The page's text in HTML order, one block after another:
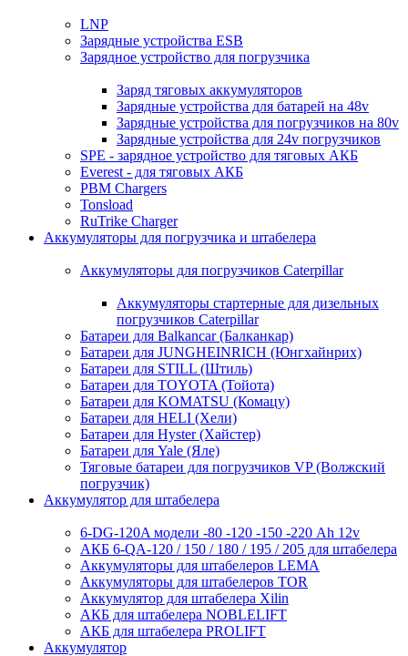
LNP
Зарядные устройства ESB
Зарядное устройство для погрузчика
Заряд тяговых аккумуляторов
Зарядные устройства для батарей на 48v
Зарядные устройства для погрузчиков на 80v
Зарядные устройства для 24v погрузчиков
SPE - зарядное устройство для тяговых АКБ
Everest - для тяговых АКБ
PBM Chargers
Tonsload
RuTrike Charger
Аккумуляторы для погрузчика и штабелера
Аккумуляторы для погрузчиков Caterpillar
Аккумуляторы стартерные для дизельных
погрузчиков Caterpillar
Батареи для Balkancar (Балканкар)
Батареи для JUNGHEINRICH (Юнгхайнрих)
Батареи для STILL (Штиль)
Батареи для TOYOTA (Тойота)
Батареи для KOMATSU (Комацу)
Батареи для HELI (Хели)
Батареи для Hyster (Хайстер)
Батареи для Yale (Яле)
Тяговые батареи для погрузчиков VP (Волжский
погрузчик)
Аккумулятор для штабелера
6-DG-120A модели -80 -120 -150 -220 Ah 12v
АКБ 6-QA-120 / 150 / 180 / 195 / 205 для штабелера
Аккумуляторы для штабелеров LEMA
Аккумуляторы для штабелеров TOR
Аккумулятор для штабелера Xilin
АКБ для штабелера NOBLELIFT
АКБ для штабелера PROLIFT
Аккумулятор